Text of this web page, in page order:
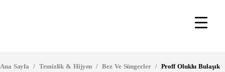
Ana Sayfa / Temizlik & Hijyen / Bez Ve Süngerler / Proff Oluklu Bulaşık